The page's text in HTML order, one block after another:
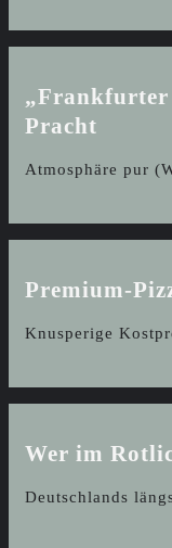
„Frankfurter
Pracht
Atmosphäre pur
Premium-
Knusperige
Wer im
Deutschlands